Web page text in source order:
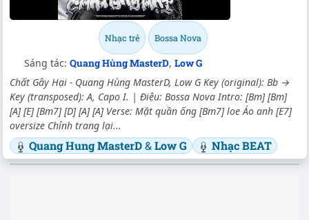
Nhạc trẻ Bossa Nova
Sáng tác: Quang Hùng MasterD, Low G
Chất Gây Hại - Quang Hùng MasterD, Low G Key (original): Bb →
Key (transposed): A, Capo I. | Điệu: Bossa Nova Intro: [Bm] [Bm]
[A] [E] [Bm7] [D] [A] [A] Verse: Mặt quần ống [Bm7] loe Áo anh [E7]
oversize Chỉnh trang lại...
Quang Hung MasterD&Low G Nhạc BEAT